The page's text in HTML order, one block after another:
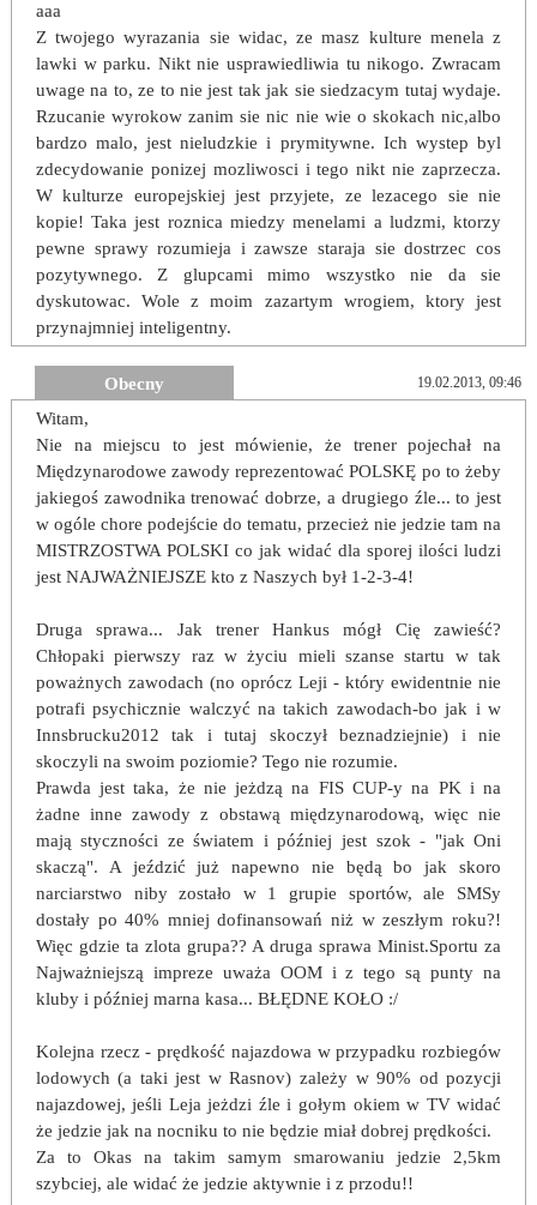
aaa
Z twojego wyrazania sie widac, ze masz kulture menela z
lawki w parku. Nikt nie usprawiedliwia tu nikogo. Zwracam
uwage na to, ze to nie jest tak jak sie siedzacym tutaj wydaje.
Rzucanie wyrokow zanim sie nic nie wie o skokach nic,albo
bardzo malo, jest nieludzkie i prymitywne. Ich wystep byl
zdecydowanie ponizej mozliwosci i tego nikt nie zaprzecza.
W kulturze europejskiej jest przyjete, ze lezacego sie nie
kopie! Taka jest roznica miedzy menelami a ludzmi, ktorzy
pewne sprawy rozumieja i zawsze staraja sie dostrzec cos
pozytywnego. Z glupcami mimo wszystko nie da sie
dyskutowac. Wole z moim zazartym wrogiem, ktory jest
przynajmniej inteligentny.
Obecny 19.02.2013, 09:46
Witam,
Nie na miejscu to jest mówienie, że trener pojechał na
Międzynarodowe zawody reprezentować POLSKĘ po to żeby
jakiegoś zawodnika trenować dobrze, a drugiego źle... to jest
w ogóle chore podejście do tematu, przecież nie jedzie tam na
MISTRZOSTWA POLSKI co jak widać dla sporej ilości ludzi
jest NAJWAŻNIEJSZE kto z Naszych był 1-2-3-4!
Druga sprawa... Jak trener Hankus mógł Cię zawieść?
Chłopaki pierwszy raz w życiu mieli szanse startu w tak
poważnych zawodach (no oprócz Leji - który ewidentnie nie
potrafi psychicznie walczyć na takich zawodach-bo jak i w
Innsbrucku2012 tak i tutaj skoczył beznadziejnie) i nie
skoczyli na swoim poziomie? Tego nie rozumie.
Prawda jest taka, że nie jeżdzą na FIS CUP-y na PK i na
żadne inne zawody z obstawą międzynarodową, więc nie
mają styczności ze światem i później jest szok - "jak Oni
skaczą". A jeździć już napewno nie będą bo jak skoro
narciarstwo niby zostało w 1 grupie sportów, ale SMSy
dostały po 40% mniej dofinansowań niż w zeszłym roku?!
Więc gdzie ta zlota grupa?? A druga sprawa Minist.Sportu za
Najważniejszą impreze uważa OOM i z tego są punty na
kluby i później marna kasa... BŁĘDNE KOŁO :/
Kolejna rzecz - prędkość najazdowa w przypadku rozbiegów
lodowych (a taki jest w Rasnov) zależy w 90% od pozycji
najazdowej, jeśli Leja jeżdzi źle i gołym okiem w TV widać
że jedzie jak na nocniku to nie będzie miał dobrej prędkości.
Za to Okas na takim samym smarowaniu jedzie 2,5km
szybciej, ale widać że jedzie aktywnie i z przodu!!